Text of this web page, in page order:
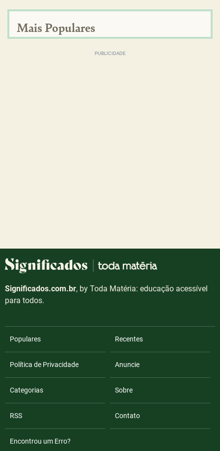
Mais Populares
Significados.com.br, by Toda Matéria: educação acessível
para todos.
Populares Recentes
Política de Privacidade Anuncie
Categorias Sobre
RSS Contato
Encontrou um Erro?